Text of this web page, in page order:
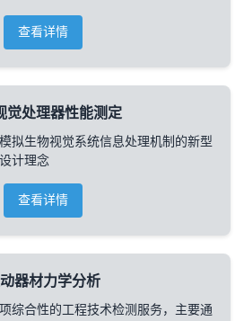
查看详情
觉处理器性能测定
拟生物视觉系统信息处理机制的新型
计理念
查看详情
器材力学分析
综合性的工程技术检测服务，主要通